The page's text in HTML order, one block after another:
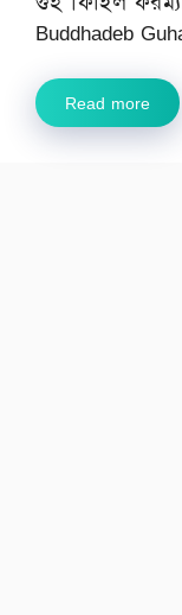
Buddhadeb
Read more